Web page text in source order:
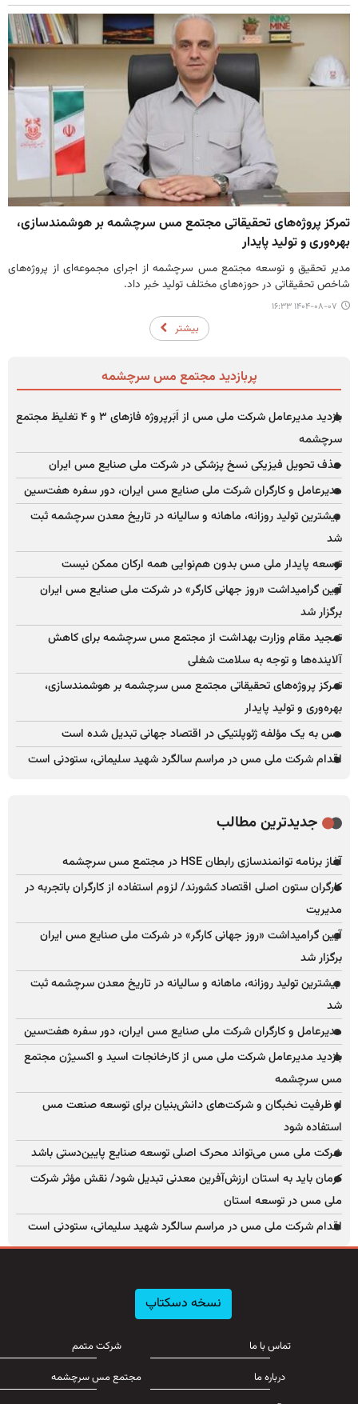
تمرکز پروژه‌های تحقیقاتی مجتمع مس سرچشمه بر هوشمندسازی،
بهره‌وری و تولید پایدار
مدیر تحقیق و توسعه مجتمع مس سرچشمه از اجرای مجموعه‌ای از پروژه‌های
شاخص تحقیقاتی در حوزه‌های مختلف تولید خبر داد.
۱۴۰۴-۰۸-۰۷ ۱۶:۳۳
بیشتر
پربازدید مجتمع مس سرچشمه
بازدید مدیرعامل شرکت ملی مس از اَبَرپروژه فازهای ۳ و ۴ تغلیظ مجتمع
سرچشمه
حذف تحویل فیزیکی نسخ پزشکی در شرکت ملی صنایع مس ایران
مدیرعامل و کارگران شرکت ملی صنایع مس ایران، دور سفره هفت‌سین
بیشترین تولید روزانه، ماهانه و سالیانه در تاریخ معدن سرچشمه ثبت
شد
توسعه پایدار ملی مس بدون هم‌نوایی همه ارکان ممکن نیست
آیین گرامیداشت «روز جهانی کارگر» در شرکت ملی صنایع مس ایران
برگزار شد
تمجید مقام وزارت بهداشت از مجتمع مس سرچشمه برای کاهش
آلاینده‌ها و توجه به سلامت شغلی
تمرکز پروژه‌های تحقیقاتی مجتمع مس سرچشمه بر هوشمندسازی،
بهره‌وری و تولید پایدار
مس به یک مؤلفه ژئوپلتیکی در اقتصاد جهانی تبدیل شده است
اقدام شرکت ملی مس در مراسم سالگرد شهید سلیمانی، ستودنی است
جدیدترین مطالب
آغاز برنامه توانمندسازی رابطان HSE در مجتمع مس سرچشمه
کارگران ستون اصلی اقتصاد کشورند/ لزوم استفاده از کارگران باتجربه در
مدیریت
آیین گرامیداشت «روز جهانی کارگر» در شرکت ملی صنایع مس ایران
برگزار شد
بیشترین تولید روزانه، ماهانه و سالیانه در تاریخ معدن سرچشمه ثبت
شد
مدیرعامل و کارگران شرکت ملی صنایع مس ایران، دور سفره هفت‌سین
بازدید مدیرعامل شرکت ملی مس از کارخانجات اسید و اکسیژن مجتمع
مس سرچشمه
از ظرفیت نخبگان و شرکت‌های دانش‌بنیان برای توسعه صنعت مس
استفاده شود
شرکت ملی مس می‌تواند محرک اصلی توسعه صنایع پایین‌دستی باشد
کرمان باید به استان ارزش‌آفرین معدنی تبدیل شود/ نقش مؤثر شرکت
ملی مس در توسعه استان
اقدام شرکت ملی مس در مراسم سالگرد شهید سلیمانی، ستودنی است
نسخه دسکتاپ
تماس با ما
درباره ما
شرکت متمم
مجتمع مس سرچشمه